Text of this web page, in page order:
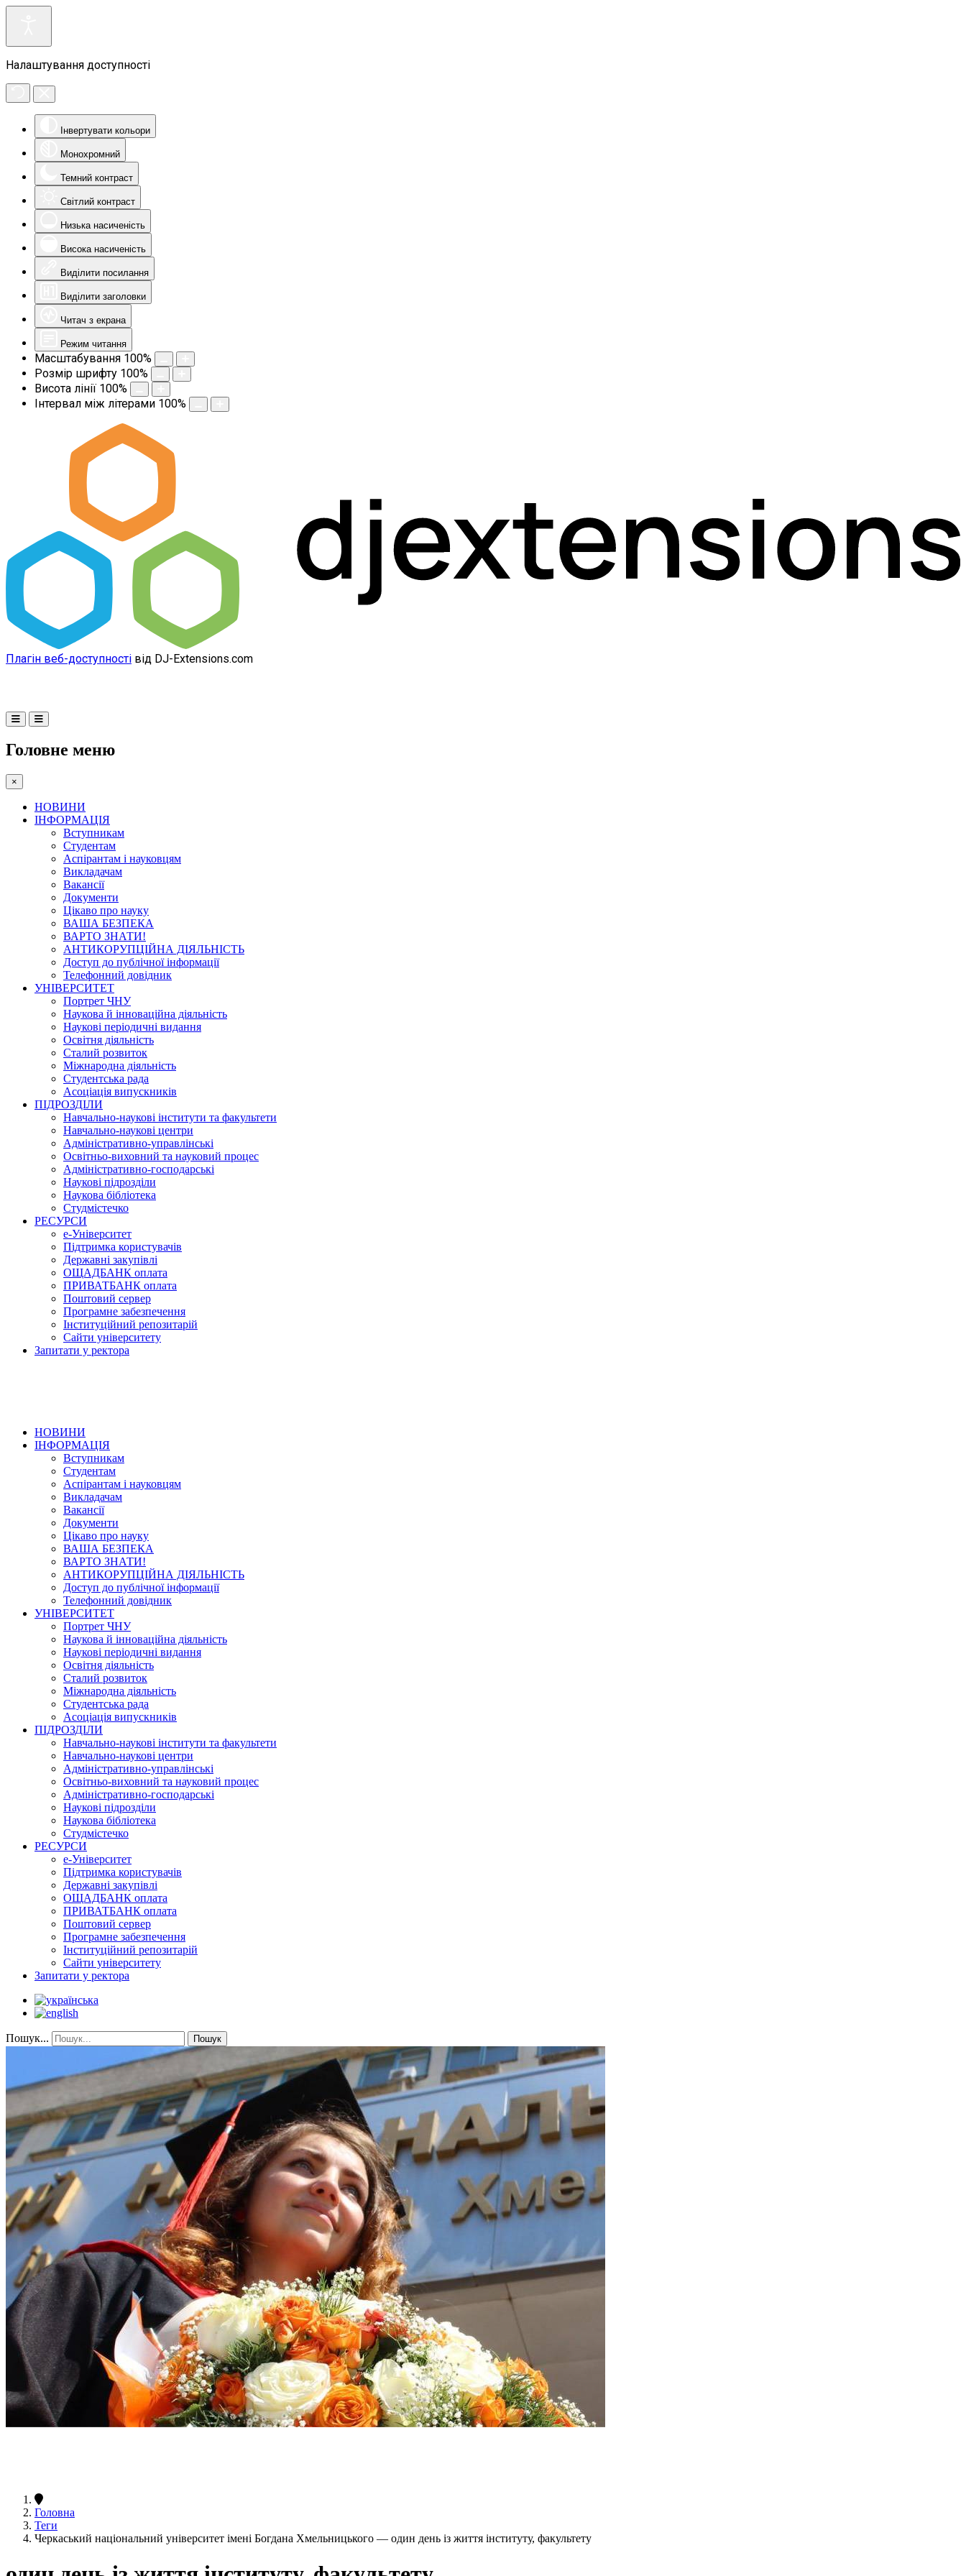
Налаштування доступності
Інвертувати кольори
Монохромний
Темний контраст
Світлий контраст
Низька насиченість
Висока насиченість
Виділити посилання
Виділити заголовки
Читач з екрана
Режим читання
Масштабування 100%
Розмір шрифту 100%
Висота лінії 100%
Інтервал між літерами 100%
Плагін веб-доступності від DJ-Extensions.com
Головне меню
×
НОВИНИ
ІНФОРМАЦІЯ
Вступникам
Студентам
Аспірантам і науковцям
Викладачам
Вакансії
Документи
Цікаво про науку
ВАША БЕЗПЕКА
ВАРТО ЗНАТИ!
АНТИКОРУПЦІЙНА ДІЯЛЬНІСТЬ
Доступ до публічної інформації
Телефонний довідник
УНІВЕРСИТЕТ
Портрет ЧНУ
Наукова й інноваційна діяльність
Наукові періодичні видання
Освітня діяльність
Сталий розвиток
Міжнародна діяльність
Студентська рада
Асоціація випускників
ПІДРОЗДІЛИ
Навчально-наукові інститути та факультети
Навчально-наукові центри
Адміністративно-управлінські
Освітньо-виховний та науковий процес
Адміністративно-господарські
Наукові підрозділи
Наукова бібліотека
Студмістечко
РЕСУРСИ
е-Університет
Підтримка користувачів
Державні закупівлі
ОЩАДБАНК оплата
ПРИВАТБАНК оплата
Поштовий сервер
Програмне забезпечення
Інституційний репозитарій
Сайти університету
Запитати у ректора
НОВИНИ
ІНФОРМАЦІЯ
Вступникам
Студентам
Аспірантам і науковцям
Викладачам
Вакансії
Документи
Цікаво про науку
ВАША БЕЗПЕКА
ВАРТО ЗНАТИ!
АНТИКОРУПЦІЙНА ДІЯЛЬНІСТЬ
Доступ до публічної інформації
Телефонний довідник
УНІВЕРСИТЕТ
Портрет ЧНУ
Наукова й інноваційна діяльність
Наукові періодичні видання
Освітня діяльність
Сталий розвиток
Міжнародна діяльність
Студентська рада
Асоціація випускників
ПІДРОЗДІЛИ
Навчально-наукові інститути та факультети
Навчально-наукові центри
Адміністративно-управлінські
Освітньо-виховний та науковий процес
Адміністративно-господарські
Наукові підрозділи
Наукова бібліотека
Студмістечко
РЕСУРСИ
е-Університет
Підтримка користувачів
Державні закупівлі
ОЩАДБАНК оплата
ПРИВАТБАНК оплата
Поштовий сервер
Програмне забезпечення
Інституційний репозитарій
Сайти університету
Запитати у ректора
Пошук... Пошук
Головна
Теги
Черкаський національний університет імені Богдана Хмельницького — один день із життя інституту, факультету